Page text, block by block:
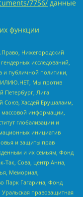
7756/ данные
функции
Нижегородский
исследований,
и публичной политики,
Мы против
Петербург, Лига
Союз, Хасдей Ерушалаим,
массовой информации,
глобализации и
инициатив
и защиты прав
и их семьям, Фонд
Так, Сова, центр Анна,
Мемориал,
Парк Гагарина, Фонд
правозащитная